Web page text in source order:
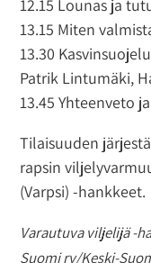
12.15 Lounas ja
13.15 Miten
13.30
Patrik Lintumäki,
13.45 Yhteenveto
Tilaisuuden
rapsin
(Varpsi) -hankkeet.
Varautuva viljelijä -
Suomi ry/Keski-